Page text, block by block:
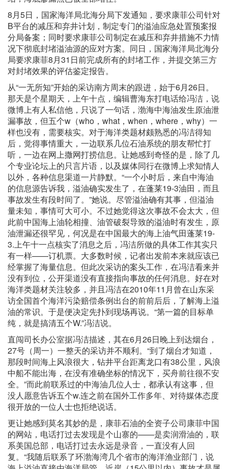
8月5日，国家海洋局北海分局下发通知，要求康菲公司针对
B平台的减压和弃井计划，制定专门的溢油应急处置预案报
分局备案；同时要求康菲公司制定在减压和弃井措施不力情
况下彻底封堵溢油源的应对方案。同日，国家海洋局北海分
局要求康菲8月31日前完成所有的封堵工作，并提交第三方
对封堵效果的评估鉴定报告。
从“一无所知”开始的采访南方周末的跟进，始于6月26日。
那天是个星期天，上午十点，编辑曹海东打电话给冯洁，说
微博上有人私信他，只说了一句话，渤海中海油发生原油泄
漏事故，但五个w（who，what，when，where，why）一
样也没有，需要核实。对于海洋类题材颇熟悉的冯洁得知
后，觉得事情重大，一边联系几位石油系统的朋友帮忙打
听，一边在网上撒网打捞信息。让她感到奇怪的是，除了几
个专业论坛上的只言片语，以及媒体同行在微博上求知情人
以外，各种信息渠道一片静默。“一个小时后，来自中海油
的信息源告诉我，溢油确实发生了，在蓬莱19-3油田，而且
事故发生有段时间了。”她说。尽管溢油确有其事，但溢油
量未知，事情可大可小。不过她觉得这次事故不会太大，但
此前中国海上油轮相撞、油管破裂导致的溢油时有发生，原
油泄漏还很罕见，何况是在中国最大的海上油气田蓬莱19-
3.上午十一点核实了消息之后，冯洁所做的具体工作其实只
有一样——订机票。大多数时候，记者出发前本来就应该已
经掌握了海量信息。但此次采访的案头工作，在冯洁看来并
没有到位，公开渠道没有直接指向事故的任何消息。好在对
海洋类题材关注较多，并且冯洁在2010年11月曾在山东采
访全国首个海洋污染赔偿条例出台的前前后后，了解海上溢
油的常识。于是便决定先扑到现场再说。“第一篇的目标单
纯，就是搞清五个W.”冯洁说。
直闯司长办公室据冯洁描述，其在6月26日晚上到达烟台，
27号（周一）一整天的采访并不顺利。“到了烟台才知道，
那段时间海上风浪很大，钻井平台距离龙口有38公里，风浪
中船不能出海，在没有准确坐标的情况下，买舟前往很不安
全。”而此前联系过的中海油几位人士，都承认有这事，但
没人愿意告诉五个w.连之前在国外工作多年、对待媒体态度
很开放的一位人士也拒绝说话。
更让她感到莫名其妙的是，康菲石油的全资子公司康菲中国
的网站，电话打过去发现是个山寨的——是卖润滑油的，联
系美国总部，电话打过去永远是录音，一直没有人回
复。“我随后联系了环渤海湾几个省市的海洋渔业部门，说